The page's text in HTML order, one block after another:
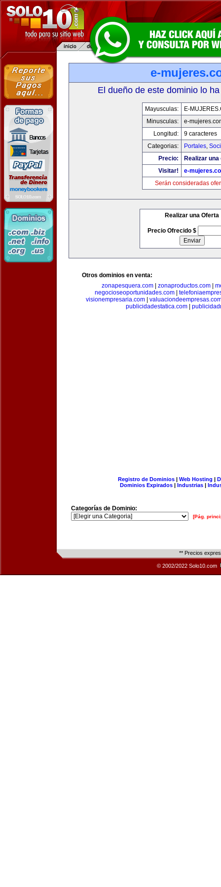
e-
El dueño de este dominio lo
Mayusculas:
E-
Minusculas:
e-
Longitud:
9 caracteres
Categorias:
Portales,
Precio:
Realizar
Visitar!
e-
Serán consideradas
Realizar una Oferta
Precio Ofrecido $
Otros dominios en venta:
zonapesquera.com| zonaproductos.com|
negocioseoportunidades.com
visionempresaria.com
publicidadestatica.com
Registro de Dominios| Web Hosting |
Dominios Expirados | Industrias |
Categorías de Dominio:
[Pág.
** Precios
© 2002/2022 Solo10.com